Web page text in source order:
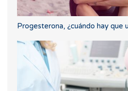
Progesterona, ¿cuándo hay que